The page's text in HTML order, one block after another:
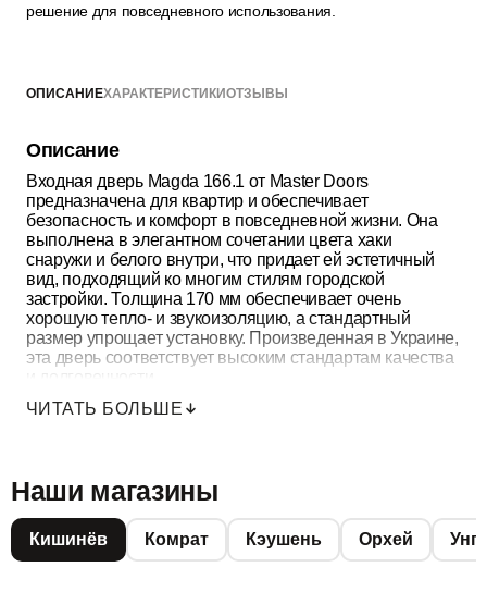
решение для повседневного использования.
ОПИСАНИЕХАРАКТЕРИСТИКИОТЗЫВЫ
Описание
Входная дверь Magda 166.1 от Master Doors
предназначена для квартир и обеспечивает
безопасность и комфорт в повседневной жизни. Она
выполнена в элегантном сочетании цвета хаки
снаружи и белого внутри, что придает ей эстетичный
вид, подходящий ко многим стилям городской
застройки. Толщина 170 мм обеспечивает очень
хорошую тепло- и звукоизоляцию, а стандартный
размер упрощает установку. Произведенная в Украине,
эта дверь соответствует высоким стандартам качества
ЧИТАТЬ БОЛЬШЕ
Наши магазины
Кишинёв Комрат Кэушень Орхей